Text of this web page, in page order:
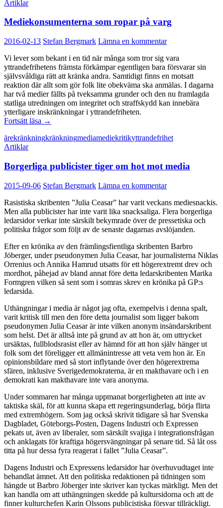
Artiklar
Mediekonsumenterna som ropar på varg
2016-02-13 Stefan Bergmark Lämna en kommentar
Vi lever som bekant i en tid när många som tror sig vara
yttrandefrihetens främsta förkämpar egentligen bara försvarar sin
självsvåldiga rätt att kränka andra. Samtidigt finns en motsatt
reaktion där allt som gör folk lite obekväma ska anmälas. I dagarna
har två medier fällts på tveksamma grunder och den nu framlagda
statliga utredningen om integritet och straffskydd kan innebära
ytterligare inskränkningar i yttrandefriheten.
Fortsätt läsa Mediekonsumenterna
ropar
→
ärekränkningkränkningmediamediekritikyttrandefrihet
Artiklar
Borgerliga publicister tiger om hot mot media
2015-09-06 Stefan Bergmark Lämna en kommentar
Rasistiska skribenten ”Julia Ceasar” har varit veckans mediesnackis.
Men alla publicister har inte varit lika snacksaliga. Flera borgerliga
ledarsidor verkar inte särskilt bekymrade över de pressetiska och
politiska frågor som följt av de senaste dagarnas avslöjanden.
Efter en krönika av den främlingsfientliga skribenten Barbro
Jöberger, under pseudonymen Julia Ceasar, har journalisterna Niklas
Orrenius och Annika Hamrud utsatts för ett högerextremt drev och
mordhot, påhejad av bland annat före detta ledarskribenten Marika
Formgren vilken så sent som i somras skrev en krönika på GP:s
ledarsida.
Uthängningar i media är något jag ofta, exempelvis i denna spalt,
varit kritisk till men den före detta journalist som ligger bakom
pseudonymen Julia Ceasar är inte vilken anonym insändarskribent
som helst. Det är alltså inte på grund av att hon är, om uttrycket
ursäktas, fullblodsrasist eller av hämnd för att hon själv hänger ut
folk som det föreligger ett allmänintresse att veta vem hon är. En
opinionsbildare med så stort inflytande över den högerextrema
sfären, inklusive Sverigedemokraterna, är en makthavare och i en
demokrati kan makthavare inte vara anonyma.
Under sommaren har många uppmanat borgerligheten att inte av
taktiska skäl, för att kunna skapa ett regeringsunderlag, börja flirta
med extremhögern. Som jag också skrivit tidigare så har Svenska
Dagbladet, Göteborgs-Posten, Dagens Industri och Expressen
pekats ut, även av liberaler, som särskilt svajiga i integrationsfrågan
och anklagats för kraftiga högersvängningar på senare tid. Så låt oss
titta på hur dessa fyra reagerat i fallet ”Julia Ceasar”.
Dagens Industri och Expressens ledarsidor har överhuvudtaget inte
behandlat ämnet. Att den politiska redaktionen på tidningen som
hängde ut Barbro Jöberger inte skriver kan tyckas märkligt. Men det
kan handla om att uthängningen skedde på kultursidorna och att de
finner kulturchefen Karin Olssons publicistiska försvar tillräckligt.